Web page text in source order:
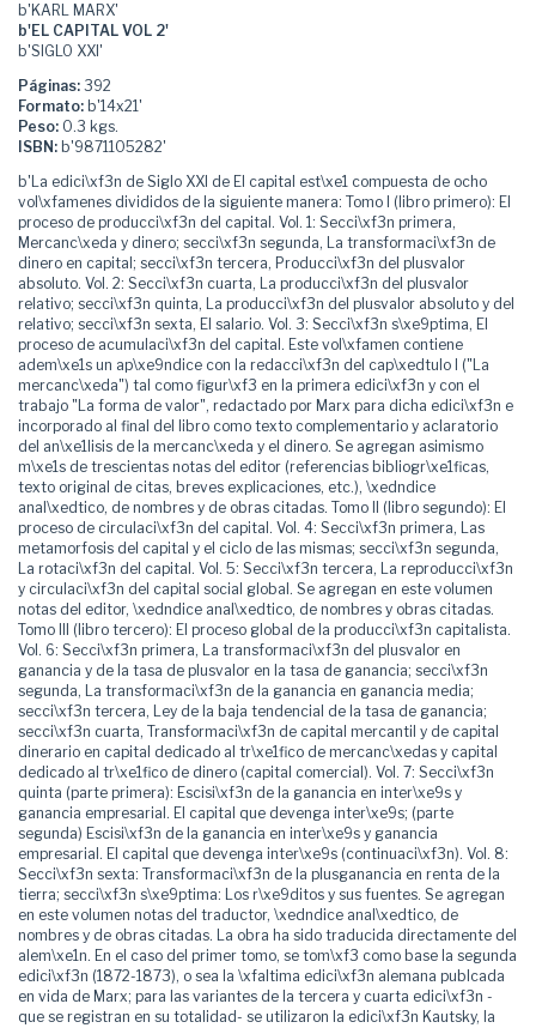
b'KARL MARX'
b'EL CAPITAL VOL 2'
b'SIGLO XXI'
Páginas: 392
Formato: b'14x21'
Peso: 0.3 kgs.
ISBN: b'9871105282'
b'La edici\xf3n de Siglo XXI de El capital est\xe1 compuesta de ocho
vol\xfamenes divididos de la siguiente manera: Tomo I (libro primero): El
proceso de producci\xf3n del capital. Vol. 1: Secci\xf3n primera,
Mercanc\xeda y dinero; secci\xf3n segunda, La transformaci\xf3n de
dinero en capital; secci\xf3n tercera, Producci\xf3n del plusvalor
absoluto. Vol. 2: Secci\xf3n cuarta, La producci\xf3n del plusvalor
relativo; secci\xf3n quinta, La producci\xf3n del plusvalor absoluto y del
relativo; secci\xf3n sexta, El salario. Vol. 3: Secci\xf3n s\xe9ptima, El
proceso de acumulaci\xf3n del capital. Este vol\xfamen contiene
adem\xe1s un ap\xe9ndice con la redacci\xf3n del cap\xedtulo I ("La
mercanc\xeda") tal como figur\xf3 en la primera edici\xf3n y con el
trabajo "La forma de valor", redactado por Marx para dicha edici\xf3n e
incorporado al final del libro como texto complementario y aclaratorio
del an\xe1lisis de la mercanc\xeda y el dinero. Se agregan asimismo
m\xe1s de trescientas notas del editor (referencias bibliogr\xe1ficas,
texto original de citas, breves explicaciones, etc.), \xedndice
anal\xedtico, de nombres y de obras citadas. Tomo II (libro segundo): El
proceso de circulaci\xf3n del capital. Vol. 4: Secci\xf3n primera, Las
metamorfosis del capital y el ciclo de las mismas; secci\xf3n segunda,
La rotaci\xf3n del capital. Vol. 5: Secci\xf3n tercera, La reproducci\xf3n
y circulaci\xf3n del capital social global. Se agregan en este volumen
notas del editor, \xedndice anal\xedtico, de nombres y obras citadas.
Tomo III (libro tercero): El proceso global de la producci\xf3n capitalista.
Vol. 6: Secci\xf3n primera, La transformaci\xf3n del plusvalor en
ganancia y de la tasa de plusvalor en la tasa de ganancia; secci\xf3n
segunda, La transformaci\xf3n de la ganancia en ganancia media;
secci\xf3n tercera, Ley de la baja tendencial de la tasa de ganancia;
secci\xf3n cuarta, Transformaci\xf3n de capital mercantil y de capital
dinerario en capital dedicado al tr\xe1fico de mercanc\xedas y capital
dedicado al tr\xe1fico de dinero (capital comercial). Vol. 7: Secci\xf3n
quinta (parte primera): Escisi\xf3n de la ganancia en inter\xe9s y
ganancia empresarial. El capital que devenga inter\xe9s; (parte
segunda) Escisi\xf3n de la ganancia en inter\xe9s y ganancia
empresarial. El capital que devenga inter\xe9s (continuaci\xf3n). Vol. 8:
Secci\xf3n sexta: Transformaci\xf3n de la plusganancia en renta de la
tierra; secci\xf3n s\xe9ptima: Los r\xe9ditos y sus fuentes. Se agregan
en este volumen notas del traductor, \xedndice anal\xedtico, de
nombres y de obras citadas. La obra ha sido traducida directamente del
alem\xe1n. En el caso del primer tomo, se tom\xf3 como base la segunda
edici\xf3n (1872-1873), o sea la \xfaltima edici\xf3n alemana publcada
en vida de Marx; para las variantes de la tercera y cuarta edici\xf3n -
que se registran en su totalidad- se utilizaron la edici\xf3n Kautsky, la